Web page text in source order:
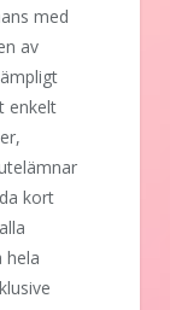
med
av
enkelt
kort
hela